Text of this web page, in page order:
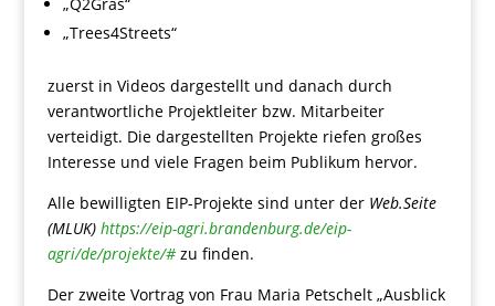
„Trees4Streets“
zuerst in Videos dargestellt und danach durch
verantwortliche Projektleiter bzw. Mitarbeiter
verteidigt. Die dargestellten Projekte riefen großes
Interesse und viele Fragen beim Publikum hervor.
Alle bewilligten EIP-Projekte sind unter der Web.Seite
(MLUK) https://eip-agri.brandenburg.de/eip-
agri/de/projekte/# zu finden.
Der zweite Vortrag von Frau Maria Petschelt „Ausblick